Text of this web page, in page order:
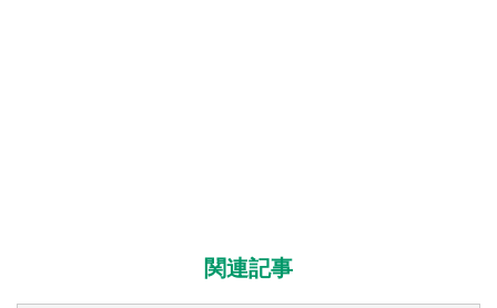
関連記事